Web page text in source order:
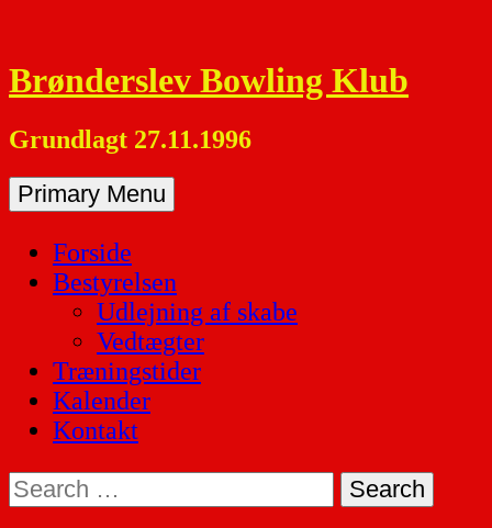
content
Brønderslev Bowling Klub
Grundlagt 27.11.1996
Primary Menu
Forside
Bestyrelsen
Udlejning af skabe
Vedtægter
Træningstider
Kalender
Kontakt
Search
for: